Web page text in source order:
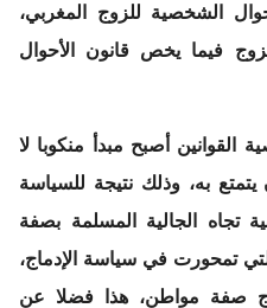
الشخصية للزوج المغربي،
فيما يخص قانون الأحوال
القوانين أصبح مبدأ منكوبا لا
به، وذلك نتيجة للسياسة
تجاه الجالية المسلمة بصفة
تمحورت في سياسة الإدماج،
صفة مواطن، هذا فضلا عن